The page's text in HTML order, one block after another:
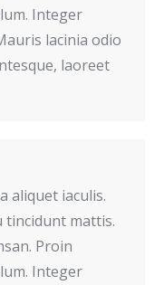
Integer
lacinia odio
laoreet
aliquet iaculis.
tincidunt mattis.
Proin
Integer